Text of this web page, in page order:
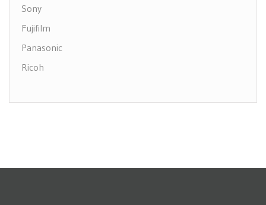
Sony
Fujifilm
Panasonic
Ricoh